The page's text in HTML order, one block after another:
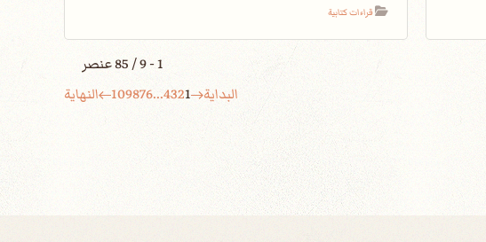
قراءات كتابية
1 - 9 / 85 عنصر
البداية
1
2
3
4
...
6
7
8
9
10 النهاية